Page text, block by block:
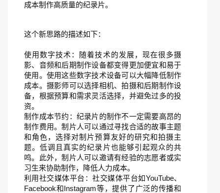
成本制作高质量的纪录片。
这个新思路的描述如下：
使用数字技术：随着技术的发展，现在很多摄
影、音频和后期制作设备都变得更加便宜和易于
使用。使用这些数字技术设备可以大幅降低制作
成本。摄影师可以选择相机、拍摄和后期制作设
备，根据预算和需求灵活选择，并避免过多的投
资。
制作成本节约：纪录片的制作不一定需要高昂的
制作费用。制片人可以通过寻找合适的故事主题
和角色，选择对制片预算友好的研究和拍摄主
题。低调且真实的纪录片也能够引起观众的共
鸣。此外，制片人可以邀请有经验的志愿者或实
习生来协助制作，降低人力成本。
利用社交媒体平台：社交媒体平台如YouTube、
Facebook和Instagram等，提供了广泛的传播和